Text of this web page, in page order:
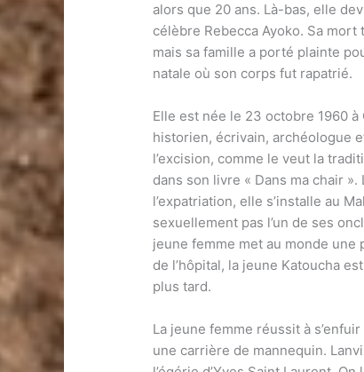
alors que 20 ans. Là-bas, elle
célèbre Rebecca Ayoko. Sa
mais sa famille a porté plainte
natale où son corps fut rapatrié.
Elle est née le 23 octobre 1960
historien, écrivain, archéologue
l’excision, comme le veut la
dans son livre « Dans ma chair
l’expatriation, elle s’installe au
sexuellement pas l’un de ses
jeune femme met au monde une
de l’hôpital, la jeune Katoucha
plus tard.
La jeune femme réussit à
une carrière de mannequin.